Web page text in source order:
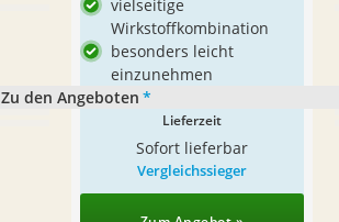
vielseitige
Wirkstoffkombination
besonders leicht
einzunehmen
Zu den Angeboten *
Lieferzeit
Sofort lieferbar
Vergleichssieger